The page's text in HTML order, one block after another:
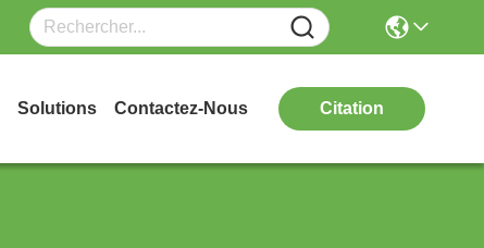
Solutions Contactez-Nous Citation